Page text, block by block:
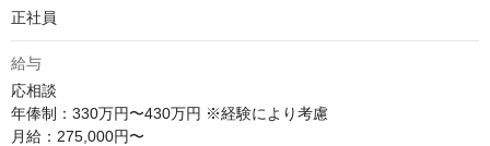
正社員
給与
応相談
年俸制：330万円〜430万円 ※経験により考慮
月給：275,000円〜